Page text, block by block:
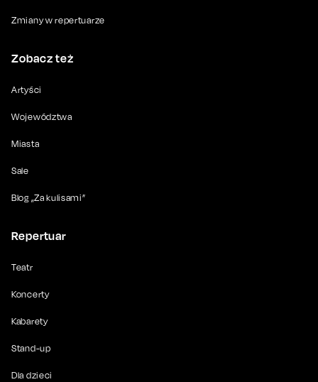
Zmiany w repertuarze
Zobacz też
Artyści
Województwa
Miasta
Sale
Blog „Za kulisami”
Repertuar
Teatr
Koncerty
Kabarety
Stand-up
Dla dzieci